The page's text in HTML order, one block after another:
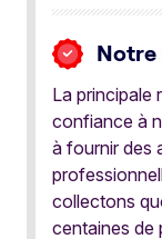
Notre
La principale
confiance à
à fournir des
collectons
centaines de